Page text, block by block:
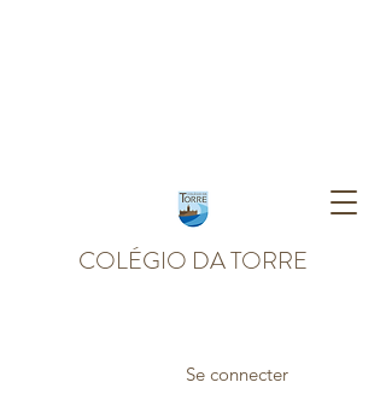
COLÉGIO DA TORRE
Se connecter